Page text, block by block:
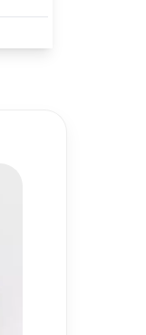
80h